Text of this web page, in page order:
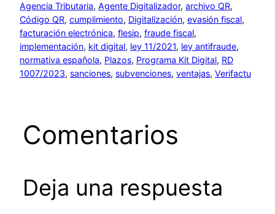
Agencia Tributaria, Agente Digitalizador, archivo QR
Código QR, cumplimiento, Digitalización, evasión fiscal
facturación electrónica, flesip, fraude fiscal
implementación, kit digital, ley 11/2021, ley antifraude
normativa española, Plazos, Programa Kit Digital, RD
1007/2023, sanciones, subvenciones, ventajas, Verifactu
Comentarios
Deja una respuesta